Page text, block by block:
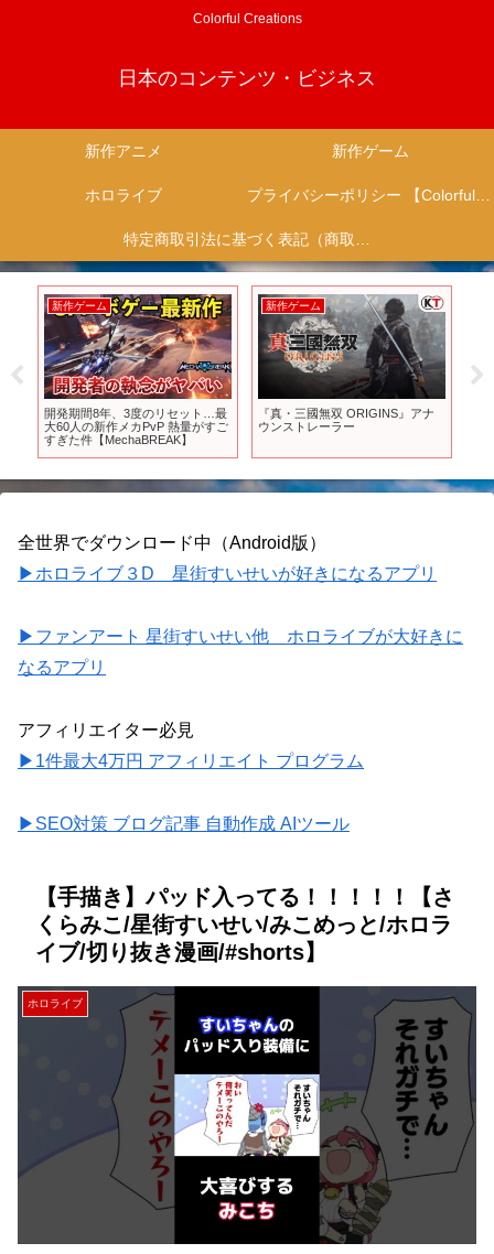
Colorful Creations
日本のコンテンツ・ビジネス
新作アニメ 新作ゲーム
ホロライブ プライバシーポリシー 【Colorful Creation】
特定商取引法に基づく表記（商取引に関する開示）
新作ゲーム
開発期間8年、3度のリセット…最
大60人の新作メカPvP 熱量がすご
すぎた件【MechaBREAK】
新作ゲーム
『真・三國無双 ORIGINS』アナ
ウンストレーラー
全世界でダウンロード中（Android版）
▶ホロライブ３D 星街すいせいが好きになるアプリ
▶ファンアート 星街すいせい他 ホロライブが大好きに
なるアプリ
アフィリエイター必見
▶1件最大4万円 アフィリエイト プログラム
▶SEO対策 ブログ記事 自動作成 AIツール
【手描き】パッド入ってる！！！！！【さ
くらみこ/星街すいせい/みこめっと/ホロラ
イブ/切り抜き漫画/#shorts】
ホロライブ